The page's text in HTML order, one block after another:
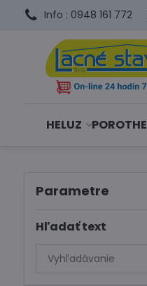
Info : 0948 161 772
HELUZ
Parametre
Hľadať text
Prehľadať
výsledky